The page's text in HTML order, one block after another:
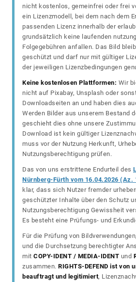
nicht kostenlos, gemeinfrei oder frei
ein Lizenzmodell, bei dem nach dem
passenden Lizenz innerhalb der
grundsätzlich keine laufenden
Folgegebühren anfallen. Das Bild
geschützt und darf nur mit gültiger
der jeweiligen Lizenzbedingungen
Keine kostenlosen Plattformen: Wir
nicht auf Pixabay, Unsplash oder
Downloadseiten an und haben dies
Werden Bilder aus unserem Bestand
geschieht dies ohne unsere
Download ist kein gültiger
muss vor der Nutzung Herkunft,
Nutzungsberechtigung prüfen.
Das von uns erstrittene Endurteil des
Nürnberg-Fürth vom 16.04.2026 (Az.
klar, dass sich Nutzer fremder
geschützter Inhalte über den Schutz
Nutzungsberechtigung Gewissheit
Es besteht eine Prüfungs- und
Für die Prüfung von
und die Durchsetzung berechtigter
mit COPY-IDENT / MEDIA-IDENT und
zusammen. RIGHTS-DEFEND ist von
beauftragt und legitimiert,